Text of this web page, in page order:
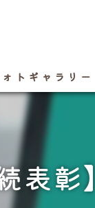
ォトギャラリー
表